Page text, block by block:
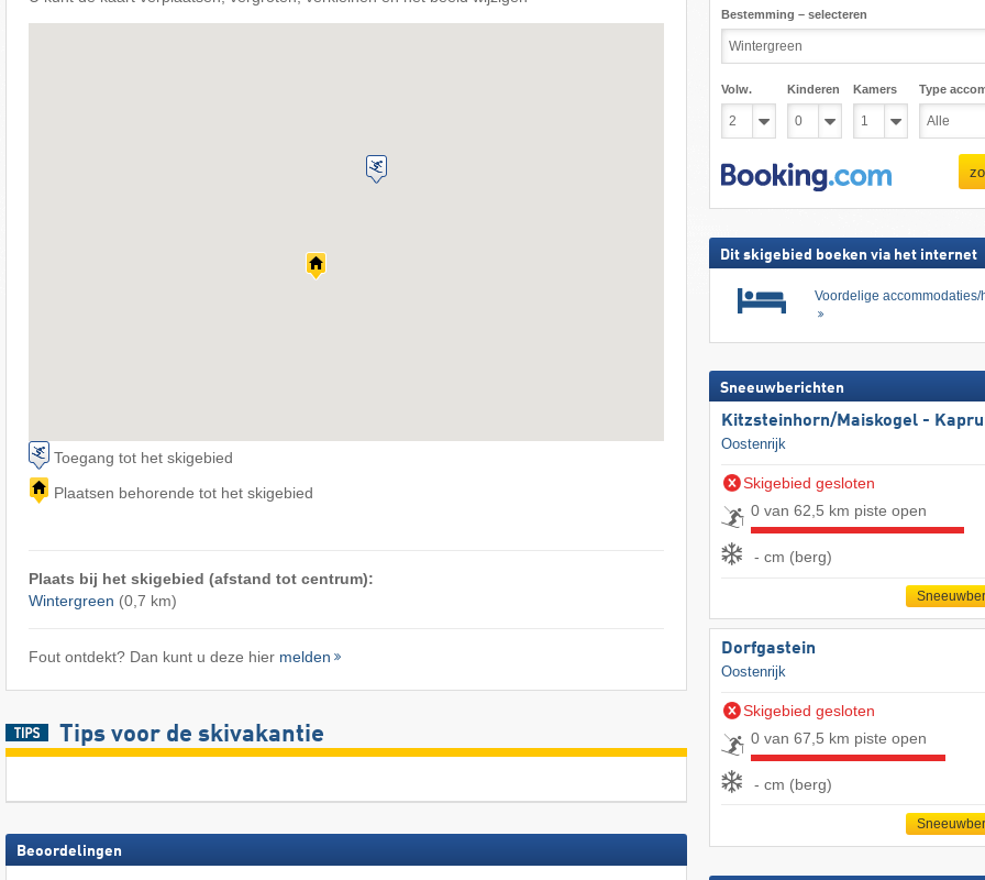
Toegang tot het skigebied
Plaatsen behorende tot het skigebied
Plaats bij het skigebied (afstand tot centrum):
Wintergreen (0,7 km)
Fout ontdekt? Dan kunt u deze hier melden
Tips voor de skivakantie
Beoordelingen
Bestemming – selecteren
Volw. Kinderen Kamers Type
Dit skigebied boeken via het internet
Voordelige accommodaties/
Sneeuwberichten
Kitzsteinhorn/​Maiskogel -
Oostenrijk
Skigebied gesloten
0 van 62,5 km piste open
- cm (berg)
Dorfgastein
Oostenrijk
Skigebied gesloten
0 van 67,5 km piste open
- cm (berg)